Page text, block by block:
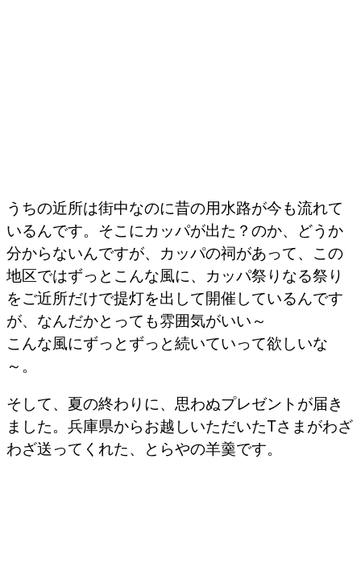
うちの近所は街中なのに昔の用水路が今も流れて
いるんです。そこにカッパが出た？のか、どうか
分からないんですが、カッパの祠があって、この
地区ではずっとこんな風に、カッパ祭りなる祭り
をご近所だけで提灯を出して開催しているんです
が、なんだかとっても雰囲気がいい～
こんな風にずっとずっと続いていって欲しいな
～。
そして、夏の終わりに、思わぬプレゼントが届き
ました。兵庫県からお越しいただいたTさまがわざ
わざ送ってくれた、とらやの羊羹です。